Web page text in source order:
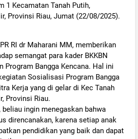
1 Kecamatan Tanah Putih,
Provinsi Riau, Jumat (22/08/2025).
RI dr Maharani MM, memberikan
semangat para kader BKKBN
Program Bangga Kencana. Hal ini
Sosialisasi Program Bangga
Kerja yang di gelar di Kec Tanah
Provinsi Riau.
beliau ingin menegaskan bahwa
direncanakan, karena setiap anak
pendidikan yang baik dan dapat